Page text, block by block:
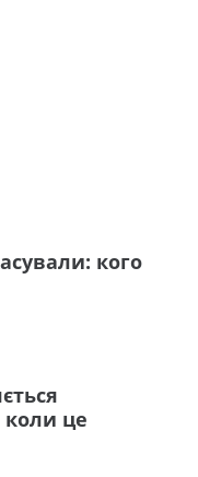
кого
коли це